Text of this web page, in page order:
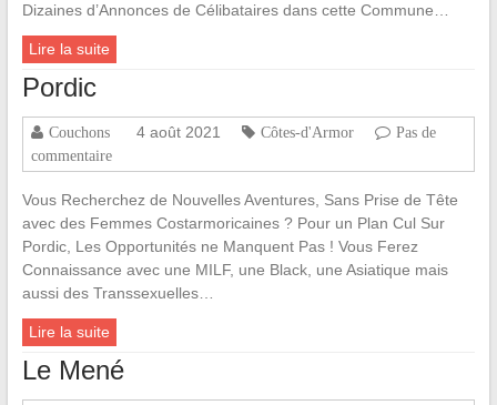
Dizaines d’Annonces de Célibataires dans cette Commune…
Lire la suite
Pordic
Couchons 4 août 2021 Côtes-d'Armor
Pas de
commentaire
Vous Recherchez de Nouvelles Aventures, Sans Prise de Tête
avec des Femmes Costarmoricaines ? Pour un Plan Cul Sur
Pordic, Les Opportunités ne Manquent Pas ! Vous Ferez
Connaissance avec une MILF, une Black, une Asiatique mais
aussi des Transsexuelles…
Lire la suite
Le Mené